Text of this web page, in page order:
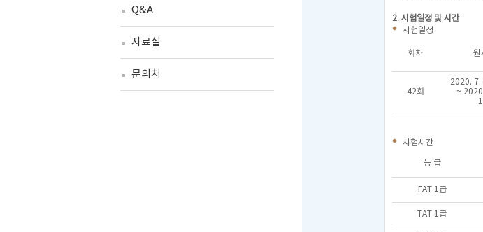
Q&A
자료실
문의처
2. 시험일정 및 시간
시험일정
회차 원
42회
2020. 7.
~
시험시간
등 급
FAT 1급
TAT 1급